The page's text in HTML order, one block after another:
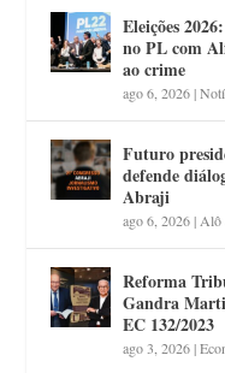
Eleições
no PL com
ao crime
ago 6, 2026|
Futuro
defende
Abraji
ago 6, 2026| Alô
Reforma
Gandra
EC 132/2023
ago 3, 2026|